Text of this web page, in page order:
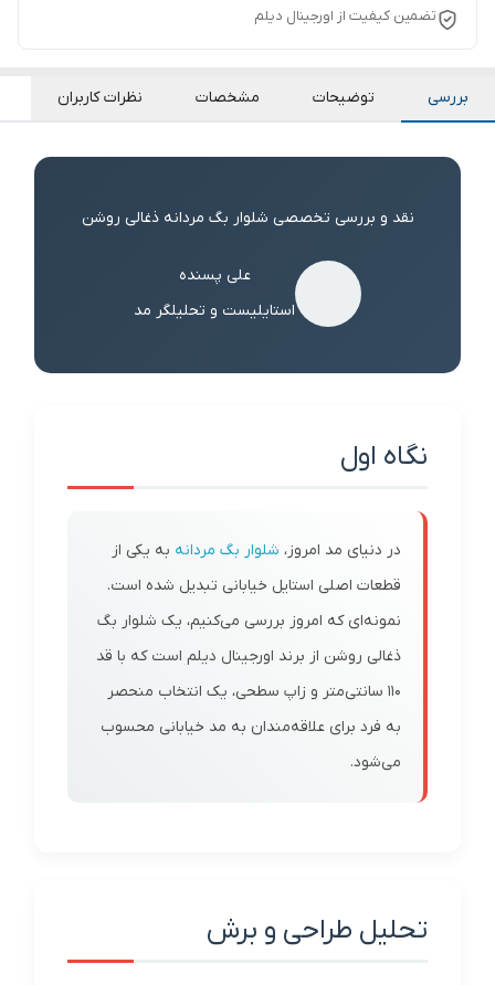
تضمین کیفیت از اورجینال دیلم
بررسی توضیحات مشخصات نظرات کاربران
نقد و بررسی تخصصی شلوار بگ مردانه ذغالی روشن
علی پسنده
استایلیست و تحلیلگر مد
نگاه اول
در دنیای مد امروز، شلوار بگ مردانه به یکی از
قطعات اصلی استایل خیابانی تبدیل شده است.
نمونه‌ای که امروز بررسی می‌کنیم، یک شلوار بگ
ذغالی روشن از برند اورجینال دیلم است که با قد
110 سانتی‌متر و زاپ سطحی، یک انتخاب منحصر
به فرد برای علاقه‌مندان به مد خیابانی محسوب
می‌شود.
تحلیل طراحی و برش